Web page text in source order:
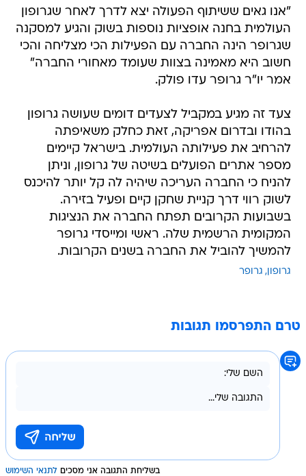
"אנו גאים ששיתוף הפעולה יצא לדרך לאחר שגרופון
העולמית בחנה אופציות נוספות בשוק והגיע למסקנה
שגרופר הינה החברה עם הפעילות הכי מצליחה והכי
חשוב היא מאמינה בצוות שעומד מאחורי החברה"
אמר יו"ר גרופר עדו פולק.
צעד זה מגיע במקביל לצעדים דומים שעושה גרופון
בהודו ובדרום אפריקה, זאת כחלק משאיפתה
להרחיב את פעילותה העולמית. בישראל קיימים
מספר אתרים הפועלים בשיטה של גרופון, וניתן
להניח כי החברה העריכה שיהיה לה קל יותר להיכנס
לשוק רווי דרך קניית שחקן קיים ופעיל בזירה.
בשבועות הקרובים תפתח החברה את הנציגות
המקומית הרשמית שלה. ראשי ומייסדי גרופר
להמשיך להוביל את החברה בשנים הקרובות.
גרופון גרופר
טרם התפרסמו תגובות
בשליחת התגובה אני מסכים לתנאי השימוש